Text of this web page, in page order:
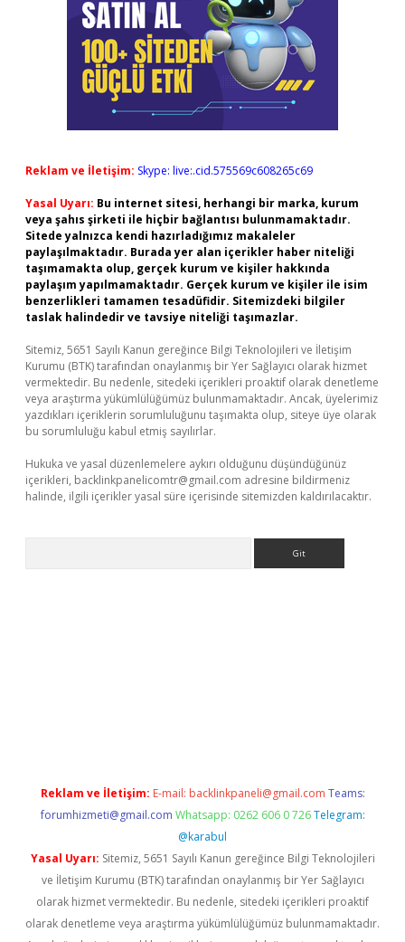
Reklam ve İletişim: Skype: live:.cid.575569c608265c69
Yasal Uyarı: Bu internet sitesi, herhangi bir marka, kurum
veya şahıs şirketi ile hiçbir bağlantısı bulunmamaktadır.
Sitede yalnızca kendi hazırladığımız makaleler
paylaşılmaktadır. Burada yer alan içerikler haber niteliği
taşımamakta olup, gerçek kurum ve kişiler hakkında
paylaşım yapılmamaktadır. Gerçek kurum ve kişiler ile isim
benzerlikleri tamamen tesadüfidir. Sitemizdeki bilgiler
taslak halindedir ve tavsiye niteliği taşımazlar.
Sitemiz, 5651 Sayılı Kanun gereğince Bilgi Teknolojileri ve İletişim
Kurumu (BTK) tarafından onaylanmış bir Yer Sağlayıcı olarak hizmet
vermektedir. Bu nedenle, sitedeki içerikleri proaktif olarak denetleme
veya araştırma yükümlülüğümüz bulunmamaktadır. Ancak, üyelerimiz
yazdıkları içeriklerin sorumluluğunu taşımakta olup, siteye üye olarak
bu sorumluluğu kabul etmiş sayılırlar.
Hukuka ve yasal düzenlemelere aykırı olduğunu düşündüğünüz
içerikleri, backlinkpanelicomtr@gmail.com adresine bildirmeniz
halinde, ilgili içerikler yasal süre içerisinde sitemizden kaldırılacaktır.
Reklam ve İletişim: E-mail: backlinkpaneli@gmail.com Teams:
forumhizmeti@gmail.com Whatsapp: 0262 606 0 726 Telegram:
@karabul
Yasal Uyarı: Sitemiz, 5651 Sayılı Kanun gereğince Bilgi Teknolojileri
ve İletişim Kurumu (BTK) tarafından onaylanmış bir Yer Sağlayıcı
olarak hizmet vermektedir. Bu nedenle, sitedeki içerikleri proaktif
olarak denetleme veya araştırma yükümlülüğümüz bulunmamaktadır.